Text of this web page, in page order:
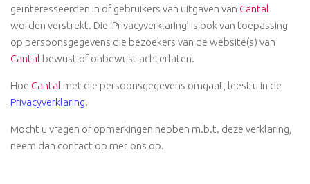
geïnteresseerden in of gebruikers van uitgaven van Cantal
worden verstrekt. Die ‘Privacyverklaring’ is ook van toepassing
op persoonsgegevens die bezoekers van de website(s) van
Cantal bewust of onbewust achterlaten.
Hoe Cantal met die persoonsgegevens omgaat, leest u in de
Privacyverklaring.
Mocht u vragen of opmerkingen hebben m.b.t. deze verklaring,
neem dan contact op met ons op.